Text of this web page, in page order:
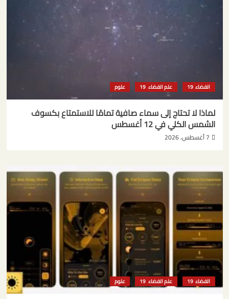
الفضاء علم الفضاء علوم
لماذا لا تحتاج إلى سماء صافية تمامًا للاستمتاع بكسوف
الشمس الكلي في 12 أغسطس
7 أغسطس، 2026
الفضاء علم الفضاء علوم